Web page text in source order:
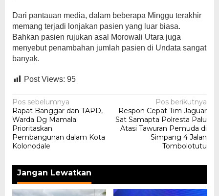
Dari pantauan media, dalam beberapa Minggu terakhir
memang terjadi lonjakan pasien yang luar biasa.
Bahkan pasien rujukan asal Morowali Utara juga
menyebut penambahan jumlah pasien di Undata sangat
banyak.
Post Views: 95
Navigasi
pos
Pos sebelumnya
Rapat Banggar dan TAPD,
Warda Dg Mamala:
Prioritaskan
Pembangunan dalam Kota
Kolonodale
Pos berikutnya
Respon Cepat Tim Jaguar
Sat Samapta Polresta Palu
Atasi Tawuran Pemuda di
Simpang 4 Jalan
Tombolotutu
Jangan Lewatkan